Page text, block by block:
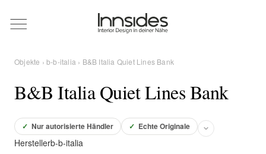
Magazin
Showrooms
Designer
Objekte ›b-b-italia › B&B Italia Quiet Lines Bank
B&B Italia Quiet Lines Bank
✓ Nur autorisierte Händler ✓ Echte Originale
Herstellerb-b-italia